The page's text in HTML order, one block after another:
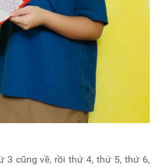
3 cũng về, rồi thứ 4, thứ 5, thứ 6,